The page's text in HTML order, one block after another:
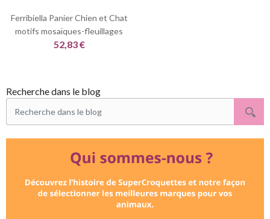
Recherche dans le blog
Ferribiella Panier Chien et Chat
motifs mosaïques-fleuillages
52,83 €